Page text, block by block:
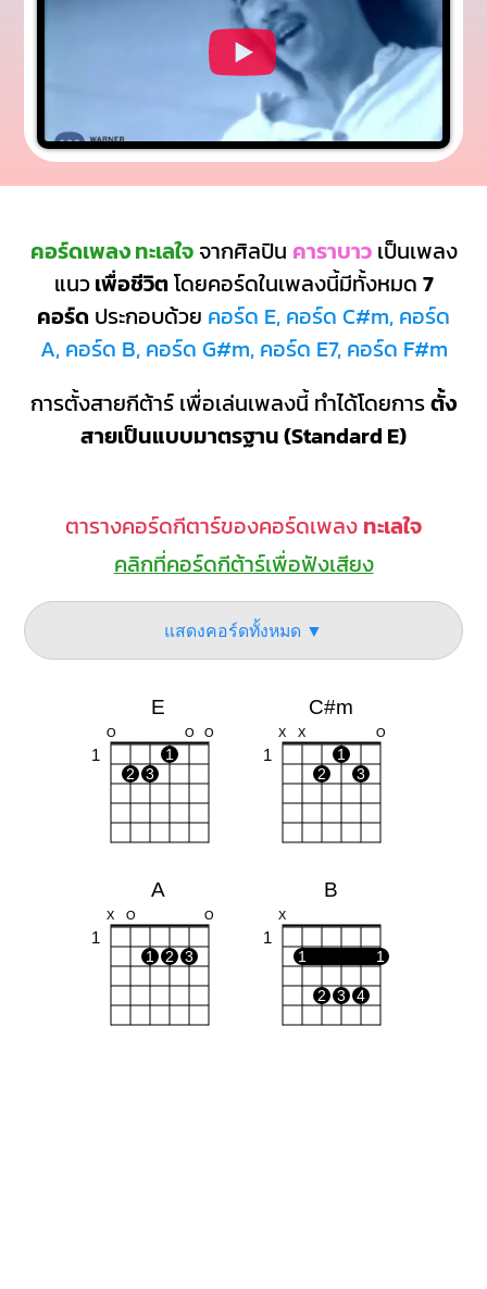
คอร์ดเพลง ทะเลใจจากศิลปิน คาราบาวเป็นเพลง
แนวเพื่อชีวิตโดยคอร์ดในเพลงนี้มีทั้งหมด 7
คอร์ด ประกอบด้วย คอร์ด E, คอร์ด C#m, คอร์ด
A, คอร์ด B, คอร์ด G#m, คอร์ด E7, คอร์ด F#m
การตั้งสายกีต้าร์ เพื่อเล่นเพลงนี้ ทำได้โดยการตั้ง
สายเป็นแบบมาตรฐาน (Standard E)
ตารางคอร์ดกีตาร์ของคอร์ดเพลง ทะเลใจ
คลิกที่คอร์ดกีต้าร์เพื่อฟังเสียง
แสดงคอร์ดทั้งหมด ▼
E
O O O
1
1
2
3
C#m
X X O
1
1
2
3
A
X O O
1
1 2 3
B
X
1
1 1
2 3 4